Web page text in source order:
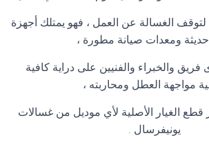
الغسالة عن العمل ، فهو يمتلك أجهزة
حديثة ومعدات صيانة مطورة ،
فريق والخبراء والفنيين على دراية كافية
مواجهة العطل ومحاربته ،
قطع الغيار الأصلية لأي موديل من غسالات
يونيفرسال